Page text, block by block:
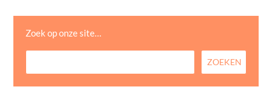
Zoek op onze site…